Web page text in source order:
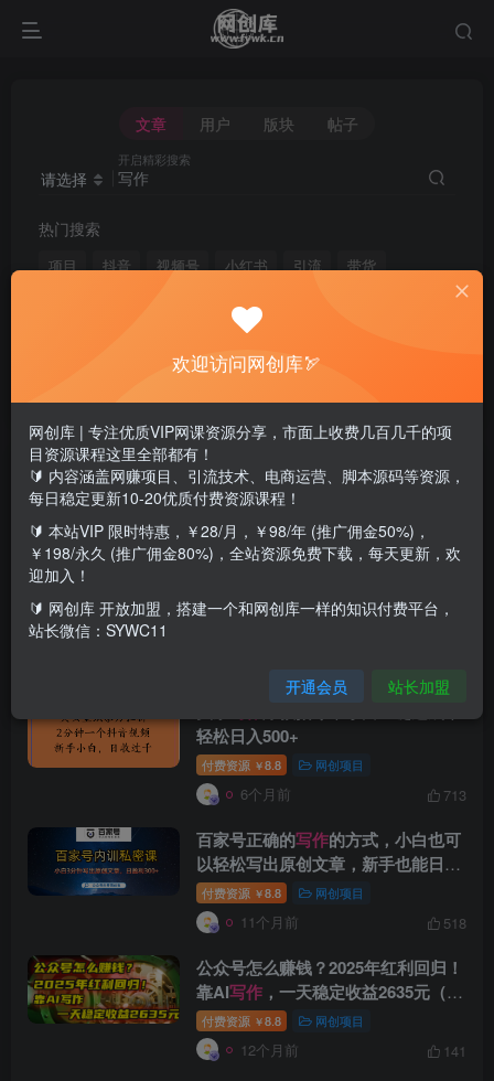
文章 用户 版块 帖子
请选择
开启精彩搜索
热门搜索
项目 抖音 视频号 小红书 引流
带货
闲鱼
拼多多
文章 用户 版块 帖子
搜索[写作 ]，共找到 106个文章
键达成，轻松日入500+
轻松日入500+
付费资源 ￥8.8 网创项目
6个月前 713
百家号正确的写作的方式，小白也可
以轻松写出原创文章，新手也能日更
爆文日入300+
付费资源 ￥8.8 网创项目
11个月前 518
公众号怎么赚钱？2025年红利回归！
靠AI写作 ，一天稳定收益2635元（10
分钟上手）
付费资源 ￥8.8 网创项目
12个月前 141
欢迎访问网创库🏹
网创库 | 专注优质VIP网课资源分享，市面上收费几百几千的项
目资源课程这里全部都有！
🔰 内容涵盖网赚项目、引流技术、电商运营、脚本源码等资源，
每日稳定更新10-20优质付费资源课程！
🔰 本站VIP 限时特惠，￥28/月，￥98/年 (推广佣金50%)，
￥198/永久 (推广佣金80%)，全站资源免费下载，每天更新，欢
迎加入！
🔰 网创库 开放加盟，搭建一个和网创库一样的知识付费平台，
站长微信：SYWC11
开通会员 站长加盟